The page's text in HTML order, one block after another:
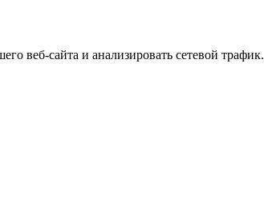
веб-сайта и анализировать сетевой трафик.